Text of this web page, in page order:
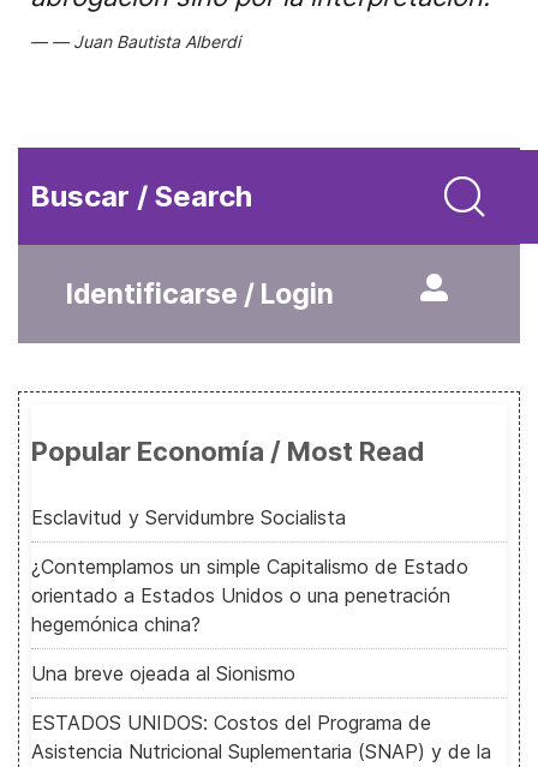
Juan Bautista Alberdi
Buscar / Search
Identificarse / Login
Popular Economía / Most Read
Esclavitud y Servidumbre Socialista
¿Contemplamos un simple Capitalismo de Estado
orientado a Estados Unidos o una penetración
hegemónica china?
Una breve ojeada al Sionismo
ESTADOS UNIDOS: Costos del Programa de
Asistencia Nutricional Suplementaria (SNAP) y de la